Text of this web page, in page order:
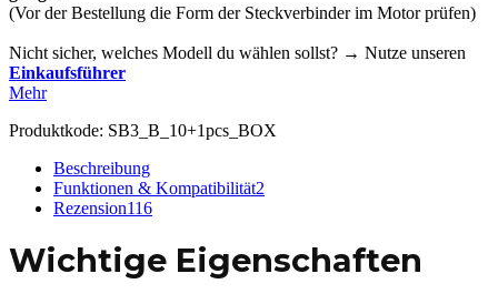
(Vor der Bestellung die Form der Steckverbinder im Motor prüfen)
Nicht sicher, welches Modell du wählen sollst? → Nutze unseren
Einkaufsführer
Mehr
Produktkode: SB3_B_10+1pcs_BOX
Beschreibung
Funktionen & Kompatibilität2
Rezension116
Wichtige Eigenschaften